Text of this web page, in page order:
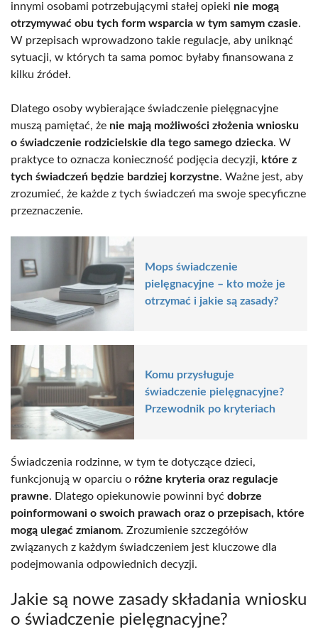
innymi osobami potrzebującymi stałej opieki nie mogą
otrzymywać obu tych form wsparcia w tym samym czasie.
W przepisach wprowadzono takie regulacje, aby uniknąć
sytuacji, w których ta sama pomoc byłaby finansowana z
kilku źródeł.
Dlatego osoby wybierające świadczenie pielęgnacyjne
muszą pamiętać, że nie mają możliwości złożenia wniosku
o świadczenie rodzicielskie dla tego samego dziecka. W
praktyce to oznacza konieczność podjęcia decyzji, które z
tych świadczeń będzie bardziej korzystne. Ważne jest, aby
zrozumieć, że każde z tych świadczeń ma swoje specyficzne
przeznaczenie.
Mops świadczenie
pielęgnacyjne – kto może je
otrzymać i jakie są zasady?
Komu przysługuje
świadczenie pielęgnacyjne?
Przewodnik po kryteriach
Świadczenia rodzinne, w tym te dotyczące dzieci,
funkcjonują w oparciu o różne kryteria oraz regulacje
prawne. Dlatego opiekunowie powinni być dobrze
poinformowani o swoich prawach oraz o przepisach, które
mogą ulegać zmianom. Zrozumienie szczegółów
związanych z każdym świadczeniem jest kluczowe dla
podejmowania odpowiednich decyzji.
Jakie są nowe zasady składania wniosku
o świadczenie pielęgnacyjne?